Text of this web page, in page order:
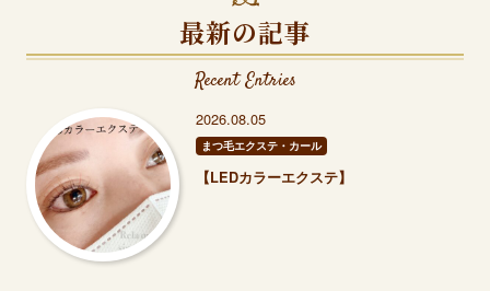
最新の記事
Recent Entries
2026.08.05
まつ毛エクステ・カール
【LEDカラーエクステ】